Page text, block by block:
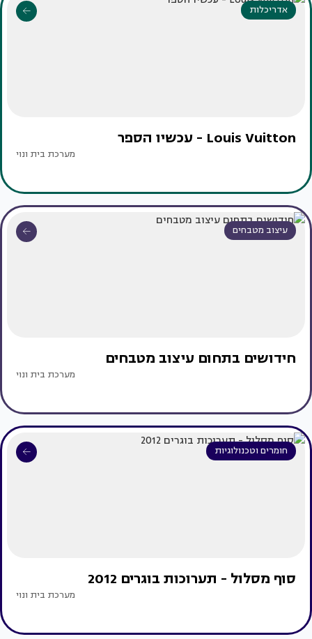
אדריכלות
Louis Vuitton - עכשיו הספר
מערכת בית ונוי
עיצוב מטבחים
חידושים בתחום עיצוב מטבחים
מערכת בית ונוי
חומרים וטכנולוגיות
סוף מסלול - תערוכות בוגרים 2012
מערכת בית ונוי